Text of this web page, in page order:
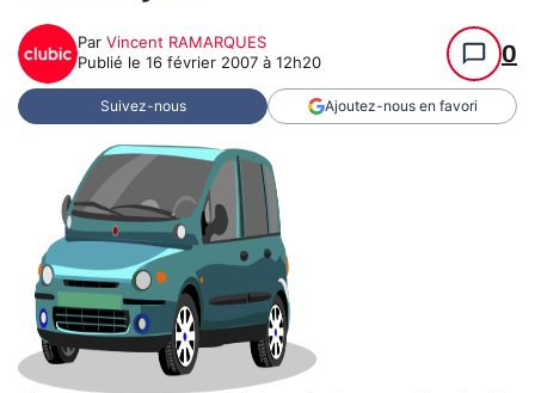
Par Vincent RAMARQUES
Publié le 16 février 2007 à 12h20 0
Suivez-nous Ajoutez-nous en favori